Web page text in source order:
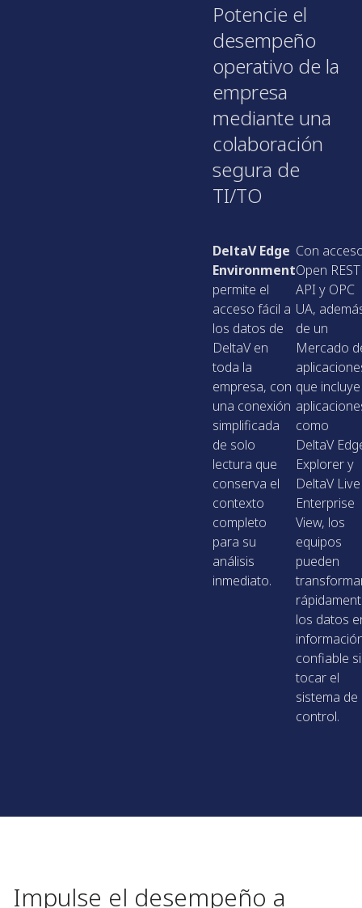
Potencie el
desempeño
operativo de la
empresa
mediante una
colaboración
segura de
TI/TO
DeltaV Edge
Environment
permite el
acceso fácil a
los datos de
DeltaV en
toda la
empresa, con
una conexión
simplificada
de solo
lectura que
conserva el
contexto
completo
para su
análisis
inmediato.
Con
Open REST
API y OPC
UA,
de un
Mercado
que incluye
como
DeltaV
Explorer y
DeltaV Live
Enterprise
View, los
equipos
pueden
los datos
confiable
tocar el
sistema de
control.
Impulse el desempeño a